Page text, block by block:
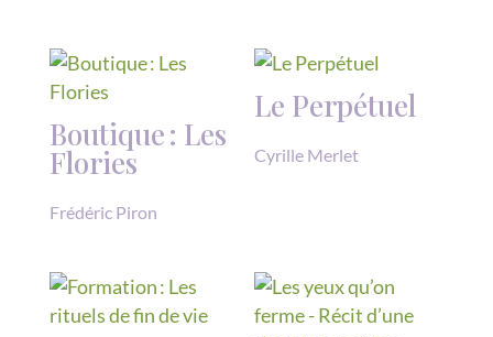
Boutique : Les
Flories
Frédéric Piron
Le Perpétuel
Cyrille Merlet